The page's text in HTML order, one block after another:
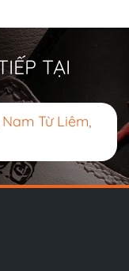
TẠI
Từ Liêm,